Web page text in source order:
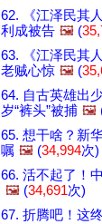
62. 《江泽民其
利成被告 🖼️ (
63. 《江泽民其
老贼心惊 🖼️ (
64. 自古英雄出
岁“裤头”被捕 🖼️
65. 想干啥？新
嘱 🖼️ (34,994次)
66. 活不起了！
🖼️ (34,691次)
67. 折腾吧！这